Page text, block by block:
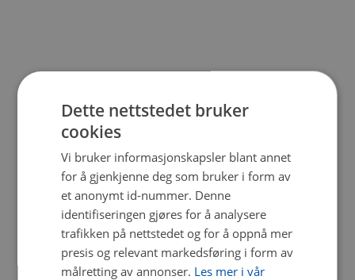
Dette nettstedet bruker
cookies
Vi bruker informasjonskapsler blant annet
for å gjenkjenne deg som bruker i form av
et anonymt id-nummer. Denne
identifiseringen gjøres for å analysere
trafikken på nettstedet og for å oppnå mer
presis og relevant markedsføring i form av
målretting av annonser. Les mer i vår